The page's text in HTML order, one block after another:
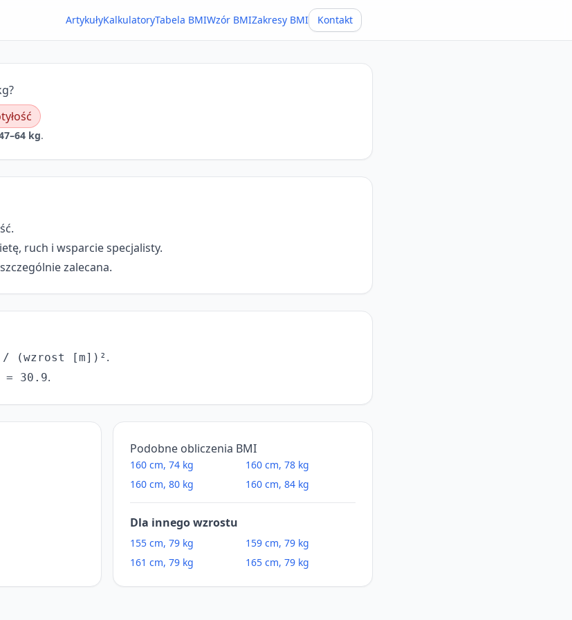
ArtykułyKalkulatoryTabela BMIWzór BMIZakresy BMI Kontakt
kg.
ruch i wsparcie specjalisty.
zalecana.
/ (wzrost [m])² .
30.9.
Podobne obliczenia BMI
160 cm, 74 kg
160 cm, 78 kg
160 cm, 80 kg
160 cm, 84 kg
Dla innego wzrostu
155 cm, 79 kg
159 cm, 79 kg
161 cm, 79 kg
165 cm, 79 kg